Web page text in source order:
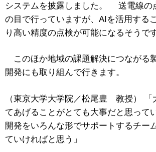
システムを披露しました。 送電線の
の目で行っていますが、AIを活用する
り高い精度の点検が可能になるそうです
このほか地域の課題解決につながる
開発にも取り組んで行きます。
（東京大学大学院／松尾豊 教授） 「
てあげることがとても大事だと思って
開発をいろんな形でサポートするチー
ていければと思う」